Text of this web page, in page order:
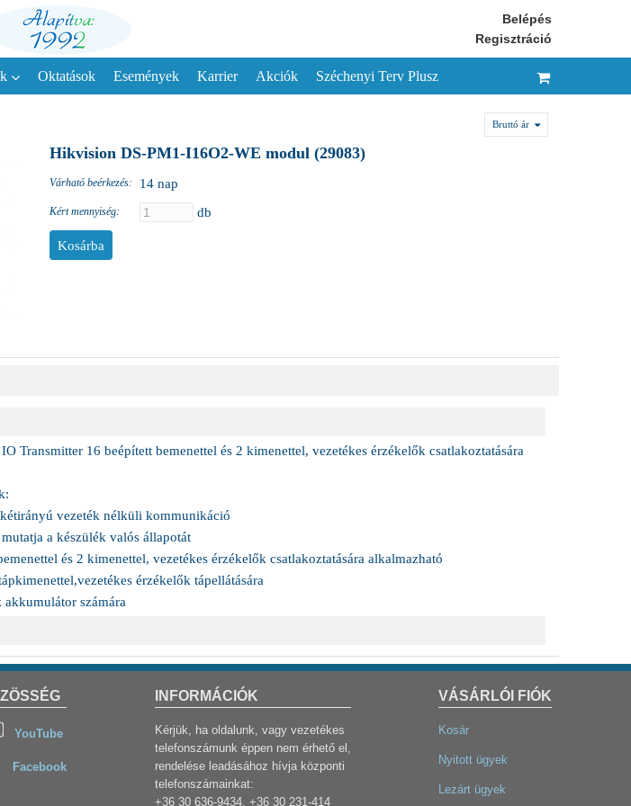
Belépés
Regisztráció
Oktatások Események Karrier Akciók Széchenyi Terv Plusz
Bruttó ár
Hikvision DS-PM1-I16O2-WE modul (29083)
Várható beérkezés: 14 nap
Kért mennyiség: db
Transmitter 16 beépített bemenettel és 2 kimenettel, vezetékes érzékelők csatlakoztatására
vezeték nélküli kommunikáció
a készülék valós állapotát
és 2 kimenettel, vezetékes érzékelők csatlakoztatására alkalmazható
érzékelők tápellátására
számára
VÁSÁRLÓI FIÓK
Kosár
Nyitott ügyek
Lezárt ügyek
YouTube
Facebook
INFORMÁCIÓK
Kérjük, ha oldalunk, vagy vezetékes
telefonszámunk éppen nem érhető el,
rendelése leadásához hívja központi
telefonszámainkat:
+36 30 636-9434, +36 30 231-414